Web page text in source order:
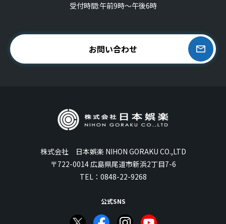
受付時間:午前9時〜午後6時
お問い合わせ
株式会社 日本娯楽 NIHON GORAKU CO.,LTD
〒722-0014 広島県尾道市新浜2丁目7-6
TEL： 0848-22-9268
公式SNS